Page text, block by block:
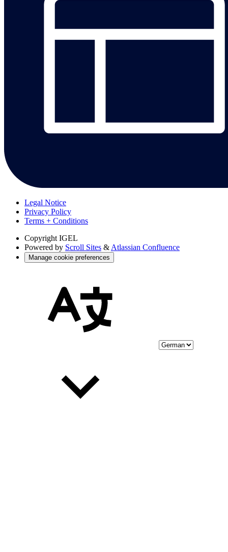
Legal Notice
Privacy Policy
Terms + Conditions
Copyright IGEL
Powered by Scroll Sites & Atlassian Confluence
Manage cookie preferences